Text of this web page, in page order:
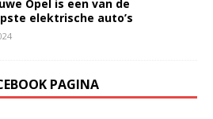
Opel is een van de
elektrische auto’s
PAGINA